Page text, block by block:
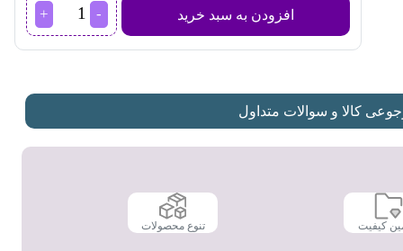
افزودن به سبد خرید
سیستم
صوتی
عدد
کالا و سوالات متداول
کیفیت تنوع محصولات